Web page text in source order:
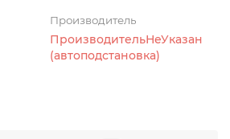
Производитель
ПроизводительНеУказан
(автоподстановка)